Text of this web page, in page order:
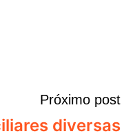
Próximo post
diversas